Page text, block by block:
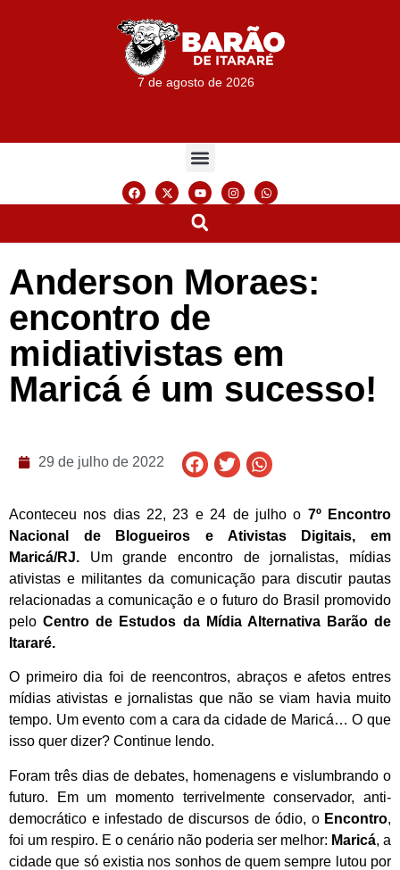
7 de agosto de 2026
Anderson Moraes:
encontro de
midiativistas em
Maricá é um sucesso!
29 de julho de 2022
Aconteceu nos dias 22, 23 e 24 de julho o 7º Encontro
Nacional de Blogueiros e Ativistas Digitais, em
Maricá/RJ. Um grande encontro de jornalistas, mídias
ativistas e militantes da comunicação para discutir pautas
relacionadas a comunicação e o futuro do Brasil promovido
peloCentro de Estudos da Mídia Alternativa Barão de
Itararé.
O primeiro dia foi de reencontros, abraços e afetos entres
mídias ativistas e jornalistas que não se viam havia muito
tempo. Um evento com a cara da cidade de Maricá… O que
isso quer dizer? Continue lendo.
Foram três dias de debates, homenagens e vislumbrando o
futuro. Em um momento terrivelmente conservador, anti-
democrático e infestado de discursos de ódio, o Encontro,
foi um respiro. E o cenário não poderia ser melhor: Maricá, a
cidade que só existia nos sonhos de quem sempre lutou por